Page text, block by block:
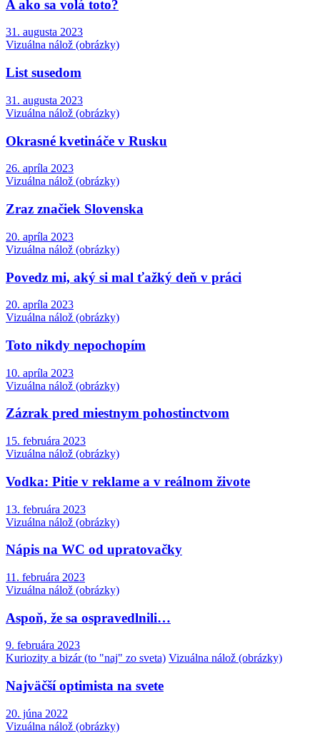
A ako sa volá toto?
31. augusta 2023
Vizuálna nálož (obrázky)
List susedom
31. augusta 2023
Vizuálna nálož (obrázky)
Okrasné kvetináče v Rusku
26. apríla 2023
Vizuálna nálož (obrázky)
Zraz značiek Slovenska
20. apríla 2023
Vizuálna nálož (obrázky)
Povedz mi, aký si mal ťažký deň v práci
20. apríla 2023
Vizuálna nálož (obrázky)
Toto nikdy nepochopím
10. apríla 2023
Vizuálna nálož (obrázky)
Zázrak pred miestnym pohostinctvom
15. februára 2023
Vizuálna nálož (obrázky)
Vodka: Pitie v reklame a v reálnom živote
13. februára 2023
Vizuálna nálož (obrázky)
Nápis na WC od upratovačky
11. februára 2023
Vizuálna nálož (obrázky)
Aspoň, že sa ospravedlnili…
9. februára 2023
Kuriozity a bizár (to "naj" zo sveta) Vizuálna nálož (obrázky)
Najväčší optimista na svete
20. júna 2022
Vizuálna nálož (obrázky)